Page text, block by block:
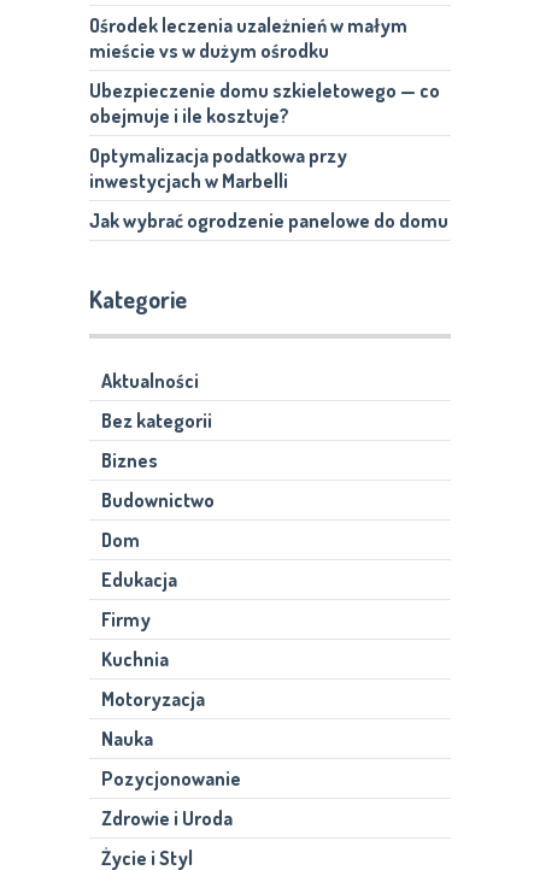
Ośrodek leczenia uzależnień w małym
mieście vs w dużym ośrodku
Ubezpieczenie domu szkieletowego — co
obejmuje i ile kosztuje?
Optymalizacja podatkowa przy
inwestycjach w Marbelli
Jak wybrać ogrodzenie panelowe do domu
Kategorie
Aktualności
Bez kategorii
Biznes
Budownictwo
Dom
Edukacja
Firmy
Kuchnia
Motoryzacja
Nauka
Pozycjonowanie
Zdrowie i Uroda
Życie i Styl